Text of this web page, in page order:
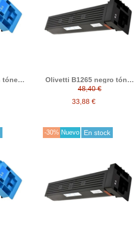
tóner
Olivetti B1265 negro tóner
compatible
48,40 €
33,88 €
-30% Nuevo En stock